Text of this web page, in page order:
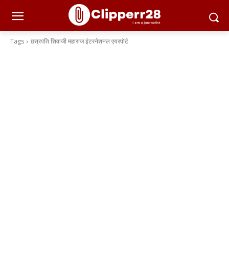
Tags छत्रपति शिवाजी महाराज इंटरनेशनल एयरपोर्ट